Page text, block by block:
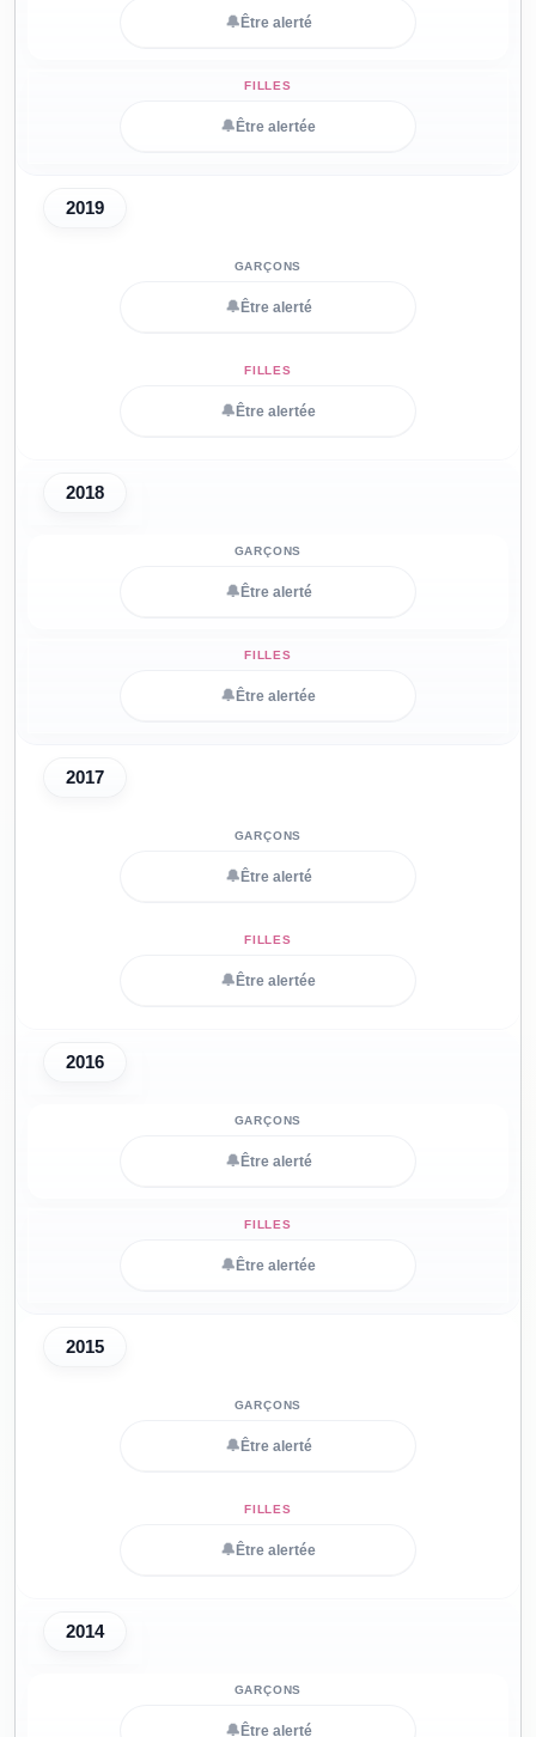
🔔 Être alerté
🔔 Être alertée
2019
🔔 Être alerté
🔔 Être alertée
2018
🔔 Être alerté
🔔 Être alertée
2017
🔔 Être alerté
🔔 Être alertée
2016
🔔 Être alerté
🔔 Être alertée
2015
🔔 Être alerté
🔔 Être alertée
2014
🔔 Être alerté